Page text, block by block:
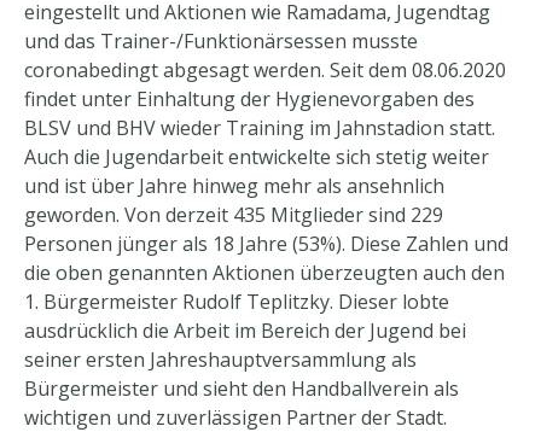
eingestellt und Aktionen wie Ramadama, Jugendtag
und das Trainer-/Funktionärsessen musste
coronabedingt abgesagt werden. Seit dem 08.06.2020
findet unter Einhaltung der Hygienevorgaben des
BLSV und BHV wieder Training im Jahnstadion statt.
Auch die Jugendarbeit entwickelte sich stetig weiter
und ist über Jahre hinweg mehr als ansehnlich
geworden. Von derzeit 435 Mitglieder sind 229
Personen jünger als 18 Jahre (53%). Diese Zahlen und
die oben genannten Aktionen überzeugten auch den
1. Bürgermeister Rudolf Teplitzky. Dieser lobte
ausdrücklich die Arbeit im Bereich der Jugend bei
seiner ersten Jahreshauptversammlung als
Bürgermeister und sieht den Handballverein als
wichtigen und zuverlässigen Partner der Stadt.